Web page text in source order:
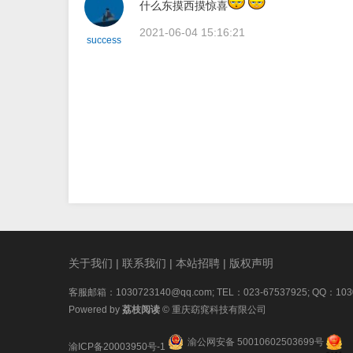
success
什么东摸西摸惊喜
2021-06-04 15:16:21
关于我们 | 联系我们 | 本站招聘 | 版权声明
客服邮箱：1030723140@qq.com; TEL：023-67537925; QQ：
Powered by 荔枝阅读 © 重庆窈窕科技有限公司
渝ICP备20003950号-1 渝公网安备 50010602503699号